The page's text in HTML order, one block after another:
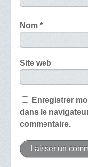
Nom *
Site web
Enregistrer
dans le
commentaire.